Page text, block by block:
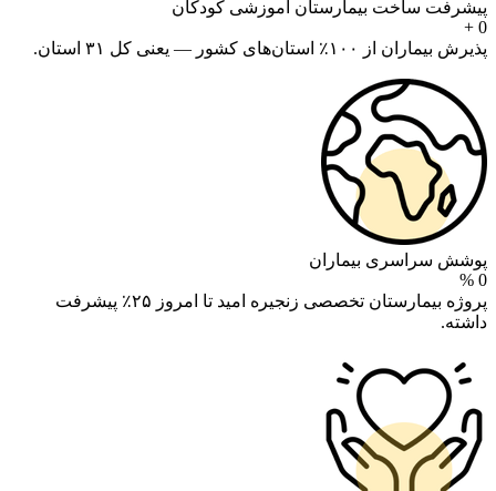
پیشرفت ساخت بیمارستان آموزشی کودکان
0
+
پذیرش بیماران از ۱۰۰٪ استان‌های کشور — یعنی کل ۳۱ استان.
پوشش سراسری بیماران
0
%
پروژه بیمارستان تخصصی زنجیره امید تا امروز ۲۵٪ پیشرفت
داشته.